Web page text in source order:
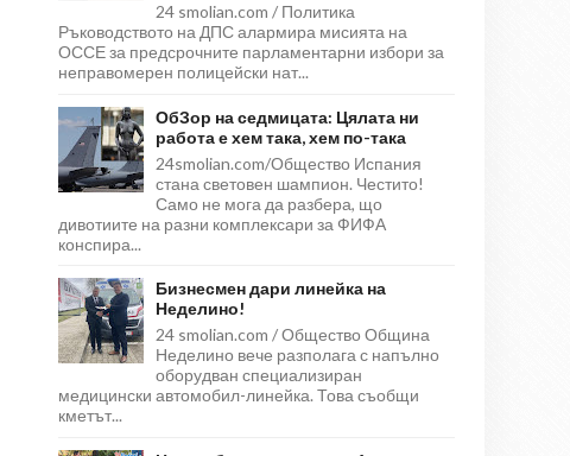
24 smolian.com / Политика
Ръководството на ДПС алармира мисията на
ОССЕ за предсрочните парламентарни избори за
неправомерен полицейски нат...
ОбЗор на седмицата: Цялата ни
работа е хем така, хем по-така
24smolian.com/Общество Испания
стана световен шампион. Честито!
Само не мога да разбера, що
дивотиите на разни комплексари за ФИФА
конспира...
Бизнесмен дари линейка на
Неделино!
24 smolian.com / Общество Община
Неделино вече разполага с напълно
оборудван специализиран
медицински автомобил-линейка. Това съобщи
кметът...